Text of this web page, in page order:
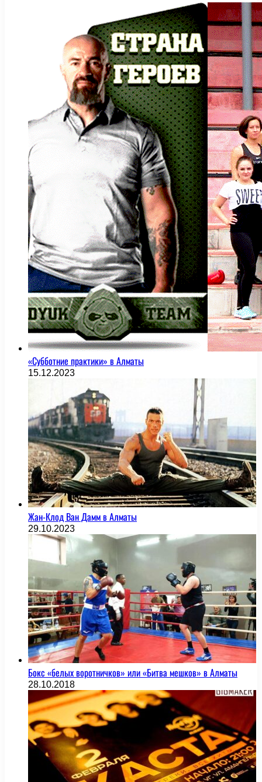
«Субботние практики» в Алматы
15.12.2023
Жан-Клод Ван Дамм в Алматы
29.10.2023
Бокс «белых воротничков» или «Битва мешков» в Алматы
28.10.2018